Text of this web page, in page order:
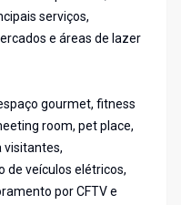
serviços,
e áreas de lazer
gourmet, fitness
room, pet place,
visitantes,
veículos elétricos,
por CFTV e